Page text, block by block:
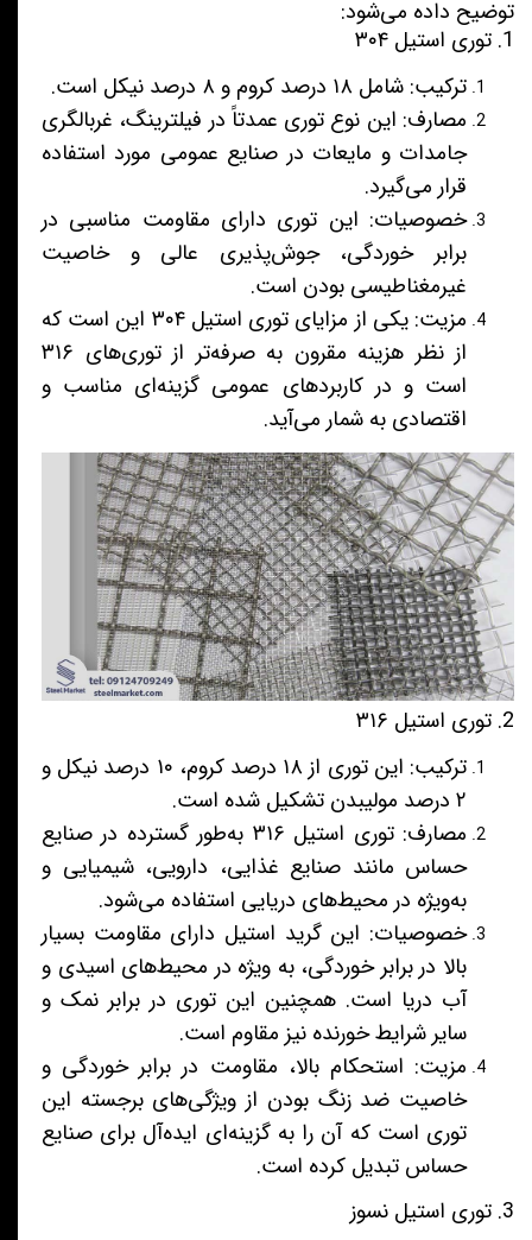
توضیح داده می‌شود:
1. توری استیل ۳۰۴
ترکیب: شامل ۱۸ درصد کروم و ۸ درصد نیکل است.
مصارف: این نوع توری عمدتاً در فیلترینگ، غربالگری
جامدات و مایعات در صنایع عمومی مورد استفاده
قرار می‌گیرد.
خصوصیات: این توری دارای مقاومت مناسبی در
برابر خوردگی، جوش‌پذیری عالی و خاصیت
غیرمغناطیسی بودن است.
مزیت: یکی از مزایای توری استیل ۳۰۴ این است که
از نظر هزینه مقرون به صرفه‌تر از توری‌های ۳۱۶
است و در کاربردهای عمومی گزینه‌ای مناسب و
اقتصادی به شمار می‌آید.
2. توری استیل ۳۱۶
ترکیب: این توری از ۱۸ درصد کروم، ۱۰ درصد نیکل و
۲ درصد مولیبدن تشکیل شده است.
مصارف: توری استیل ۳۱۶ به‌طور گسترده در صنایع
حساس مانند صنایع غذایی، دارویی، شیمیایی و
به‌ویژه در محیط‌های دریایی استفاده می‌شود.
خصوصیات: این گرید استیل دارای مقاومت بسیار
بالا در برابر خوردگی، به ویژه در محیط‌های اسیدی و
آب دریا است. همچنین این توری در برابر نمک و
سایر شرایط خورنده نیز مقاوم است.
مزیت: استحکام بالا، مقاومت در برابر خوردگی و
خاصیت ضد زنگ بودن از ویژگی‌های برجسته این
توری است که آن را به گزینه‌ای ایده‌آل برای صنایع
حساس تبدیل کرده است.
3. توری استیل نسوز